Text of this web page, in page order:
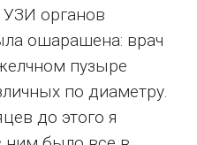
УЗИ органов
ошарашена: врач
пузыре
по диаметру.
до этого я